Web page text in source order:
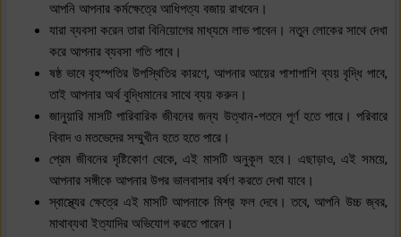
আপনি আপনার কর্মক্ষেত্রে আধিপত্য বজায় রাখবেন।
যারা ব্যবসা করেন তারা বিনিয়োগের মাধ্যমে লাভ পাবেন। নতুন লোকের সাথে দেখা
করে আপনার ব্যবসা গতি পাবে।
ষষ্ঠ ভাবে বৃহস্পতির উপস্থিতির কারণে, আপনার আয়ের পাশাপাশি ব্যয় বৃদ্ধি পাবে,
তাই আপনার অর্থ বুদ্ধিমানের সাথে ব্যয় করুন।
জানুয়ারি মাসটি পারিবারিক জীবনের জন্য উত্থান-পতনে পূর্ণ হতে পারে। পরিবারে
বিবাদ ও মতভেদের সম্মুখীন হতে হতে পারে।
প্রেম জীবনের দৃষ্টিকোণ থেকে, এই মাসটি অনুকূল হবে। এছাড়াও, এই সময়ে,
আপনার সঙ্গীকে আপনার উপর ভালবাসার বর্ষণ করতে দেখা যাবে।
স্বাস্থ্যের ক্ষেত্রে এই মাসটি আপনাকে মিশ্র ফল দেবে। তবে, আপনি উচ্চ জ্বর,
মাথাব্যথা ইত্যাদির অভিযোগ করতে পারেন।